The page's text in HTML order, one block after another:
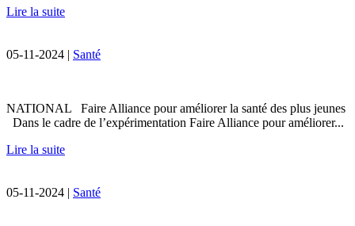
Lire la suite
05-11-2024 | Santé
NATIONAL Faire Alliance pour améliorer la santé des plus jeunes
Dans le cadre de l’expérimentation Faire Alliance pour améliorer...
Lire la suite
05-11-2024 | Santé